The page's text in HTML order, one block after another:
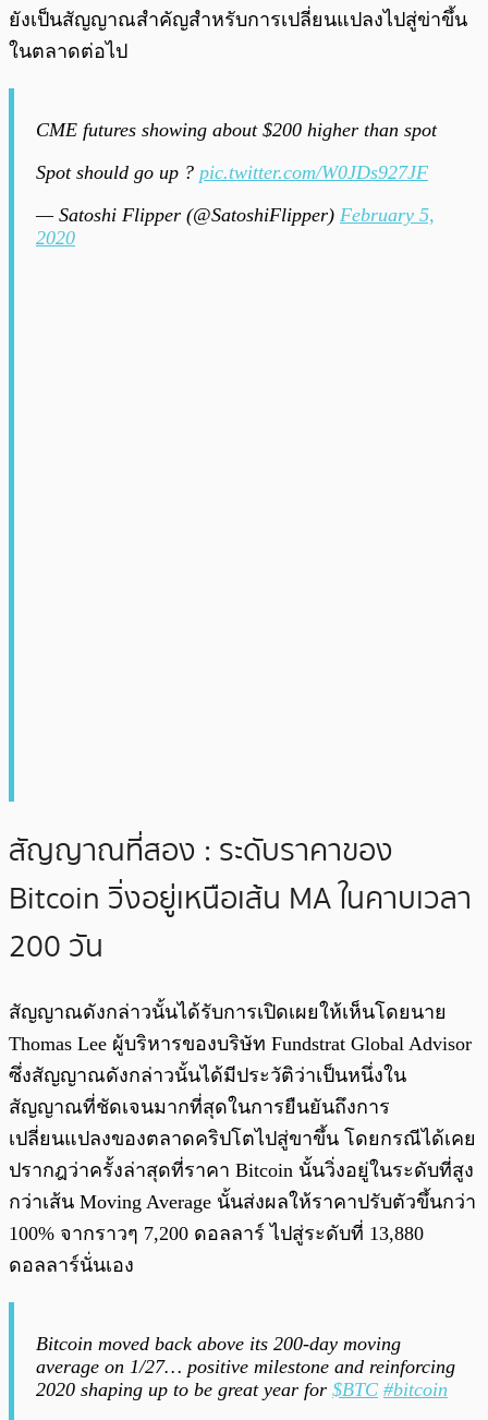
ยังเป็นสัญญาณสำคัญสำหรับการเปลี่ยนแปลงไปสู่ข่าขึ้น
ในตลาดต่อไป
CME futures showing about $200 higher than spot
Spot should go up ? pic.twitter.com/W0JDs927JF
— Satoshi Flipper (@SatoshiFlipper) February 5,
2020
สัญญาณที่สอง : ระดับราคาของ
Bitcoin วิ่งอยู่เหนือเส้น MA ในคาบเวลา
200 วัน
สัญญาณดังกล่าวนั้นได้รับการเปิดเผยให้เห็นโดยนาย
Thomas Lee ผู้บริหารของบริษัท Fundstrat Global Advisor
ซึ่งสัญญาณดังกล่าวนั้นได้มีประวัติว่าเป็นหนึ่งใน
สัญญาณที่ชัดเจนมากที่สุดในการยืนยันถึงการ
เปลี่ยนแปลงของตลาดคริปโตไปสู่ขาขึ้น โดยกรณีได้เคย
ปรากฎว่าครั้งล่าสุดที่ราคา Bitcoin นั้นวิ่งอยู่ในระดับที่สูง
กว่าเส้น Moving Average นั้นส่งผลให้ราคาปรับตัวขึ้นกว่า
100% จากราวๆ 7,200 ดอลลาร์ ไปสู่ระดับที่ 13,880
ดอลลาร์นั่นเอง
Bitcoin moved back above its 200-day moving
average on 1/27… positive milestone and reinforcing
2020 shaping up to be great year for $BTC #bitcoin